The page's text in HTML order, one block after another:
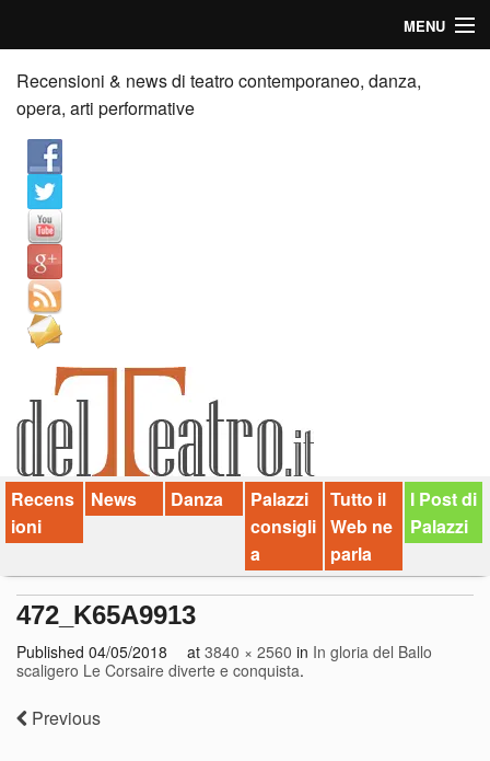
MENU
Home
Recensioni
Anticipazioni
News
Palazzi consiglia
Video
Chi siamo
Contatti
dT in English
Recensioni & news di teatro contemporaneo, danza,
opera, arti performative
Recens
ioni
News Danza
Palazzi
consigli
a
Tutto il
Web ne
parla
I Post di
Palazzi
472_K65A9913
Published 04/05/2018 at 3840 × 2560 in In gloria del Ballo
scaligero Le Corsaire diverte e conquista.
Previous